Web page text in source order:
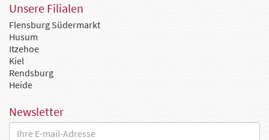
Unsere Filialen
Flensburg Südermarkt
Husum
Itzehoe
Kiel
Rendsburg
Heide
Newsletter